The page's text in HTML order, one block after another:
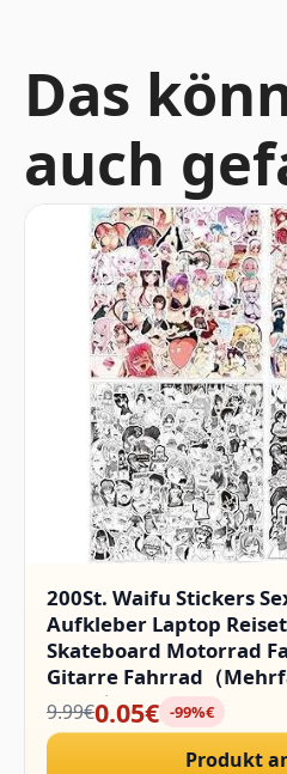
Das
auch
200St. Waifu Stickers
Aufkleber Laptop
Skateboard Motorrad
Gitarre Fahrrad（
Weiss）
9.99€0.05€ -99%€
Produkt